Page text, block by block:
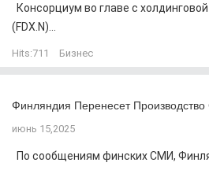
Консорциум во главе с
(FDX.N)...
Hits:711 Бизнес
Финляндия Перенесет
июнь 15,2025
По сообщениям финских СМИ,